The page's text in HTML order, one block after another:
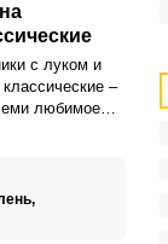
с луком и
–
любимое